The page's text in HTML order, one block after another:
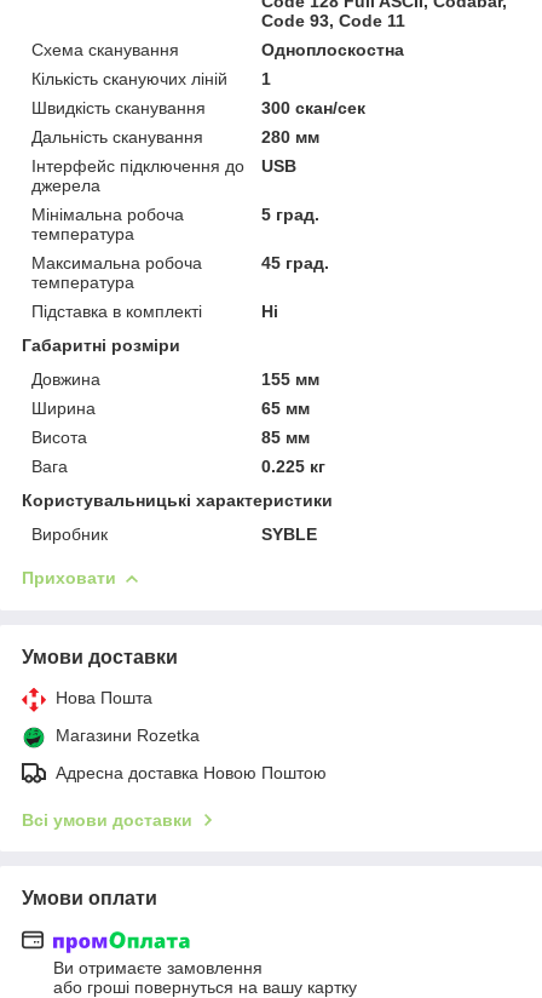
Code 93, Code 11
Схема сканування
Одноплоскостна
Кількість скануючих ліній
1
Швидкість сканування
300 скан/сек
Дальність сканування
280 мм
Інтерфейс підключення до
джерела
USB
Мінімальна робоча
температура
5 град.
Максимальна робоча
температура
45 град.
Підставка в комплекті
Ні
Габаритні розміри
Довжина
155 мм
Ширина
65 мм
Висота
85 мм
Вага
0.225 кг
Користувальницькі характеристики
Виробник
SYBLE
Приховати
Умови доставки
Нова Пошта
Магазини Rozetka
Адресна доставка Новою Поштою
Всі умови доставки
Умови оплати
Ви отримаєте замовлення
або гроші повернуться на вашу картку